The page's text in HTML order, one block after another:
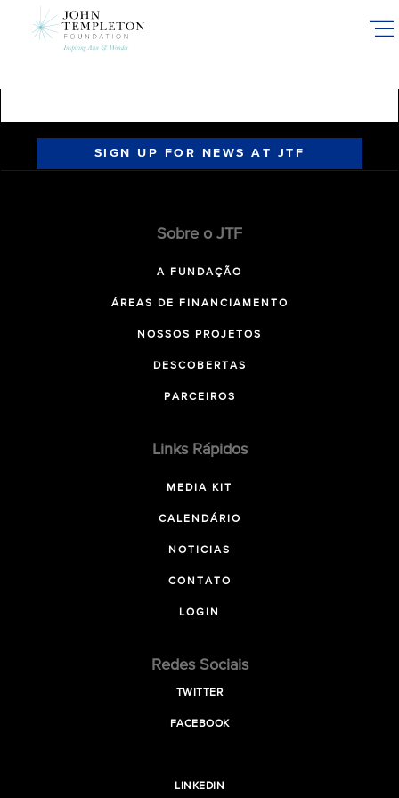
SIGN UP FOR NEWS AT JTF
Sobre o JTF
A FUNDAÇÃO
ÁREAS DE FINANCIAMENTO
NOSSOS PROJETOS
DESCOBERTAS
PARCEIROS
Links Rápidos
MEDIA KIT
CALENDÁRIO
NOTICIAS
CONTATO
LOGIN
Redes Sociais
TWITTER
FACEBOOK
LINKEDIN